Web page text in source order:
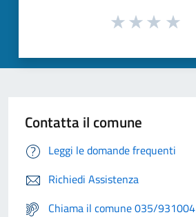
Contatta il comune
Leggi le domande frequenti
Richiedi Assistenza
Chiama il comune 035/931004